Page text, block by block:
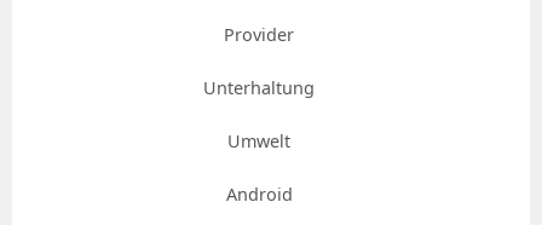
Provider
Unterhaltung
Umwelt
Android